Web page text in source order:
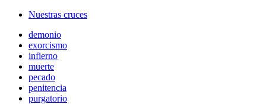
Nuestras cruces
demonio
exorcismo
infierno
muerte
pecado
penitencia
purgatorio